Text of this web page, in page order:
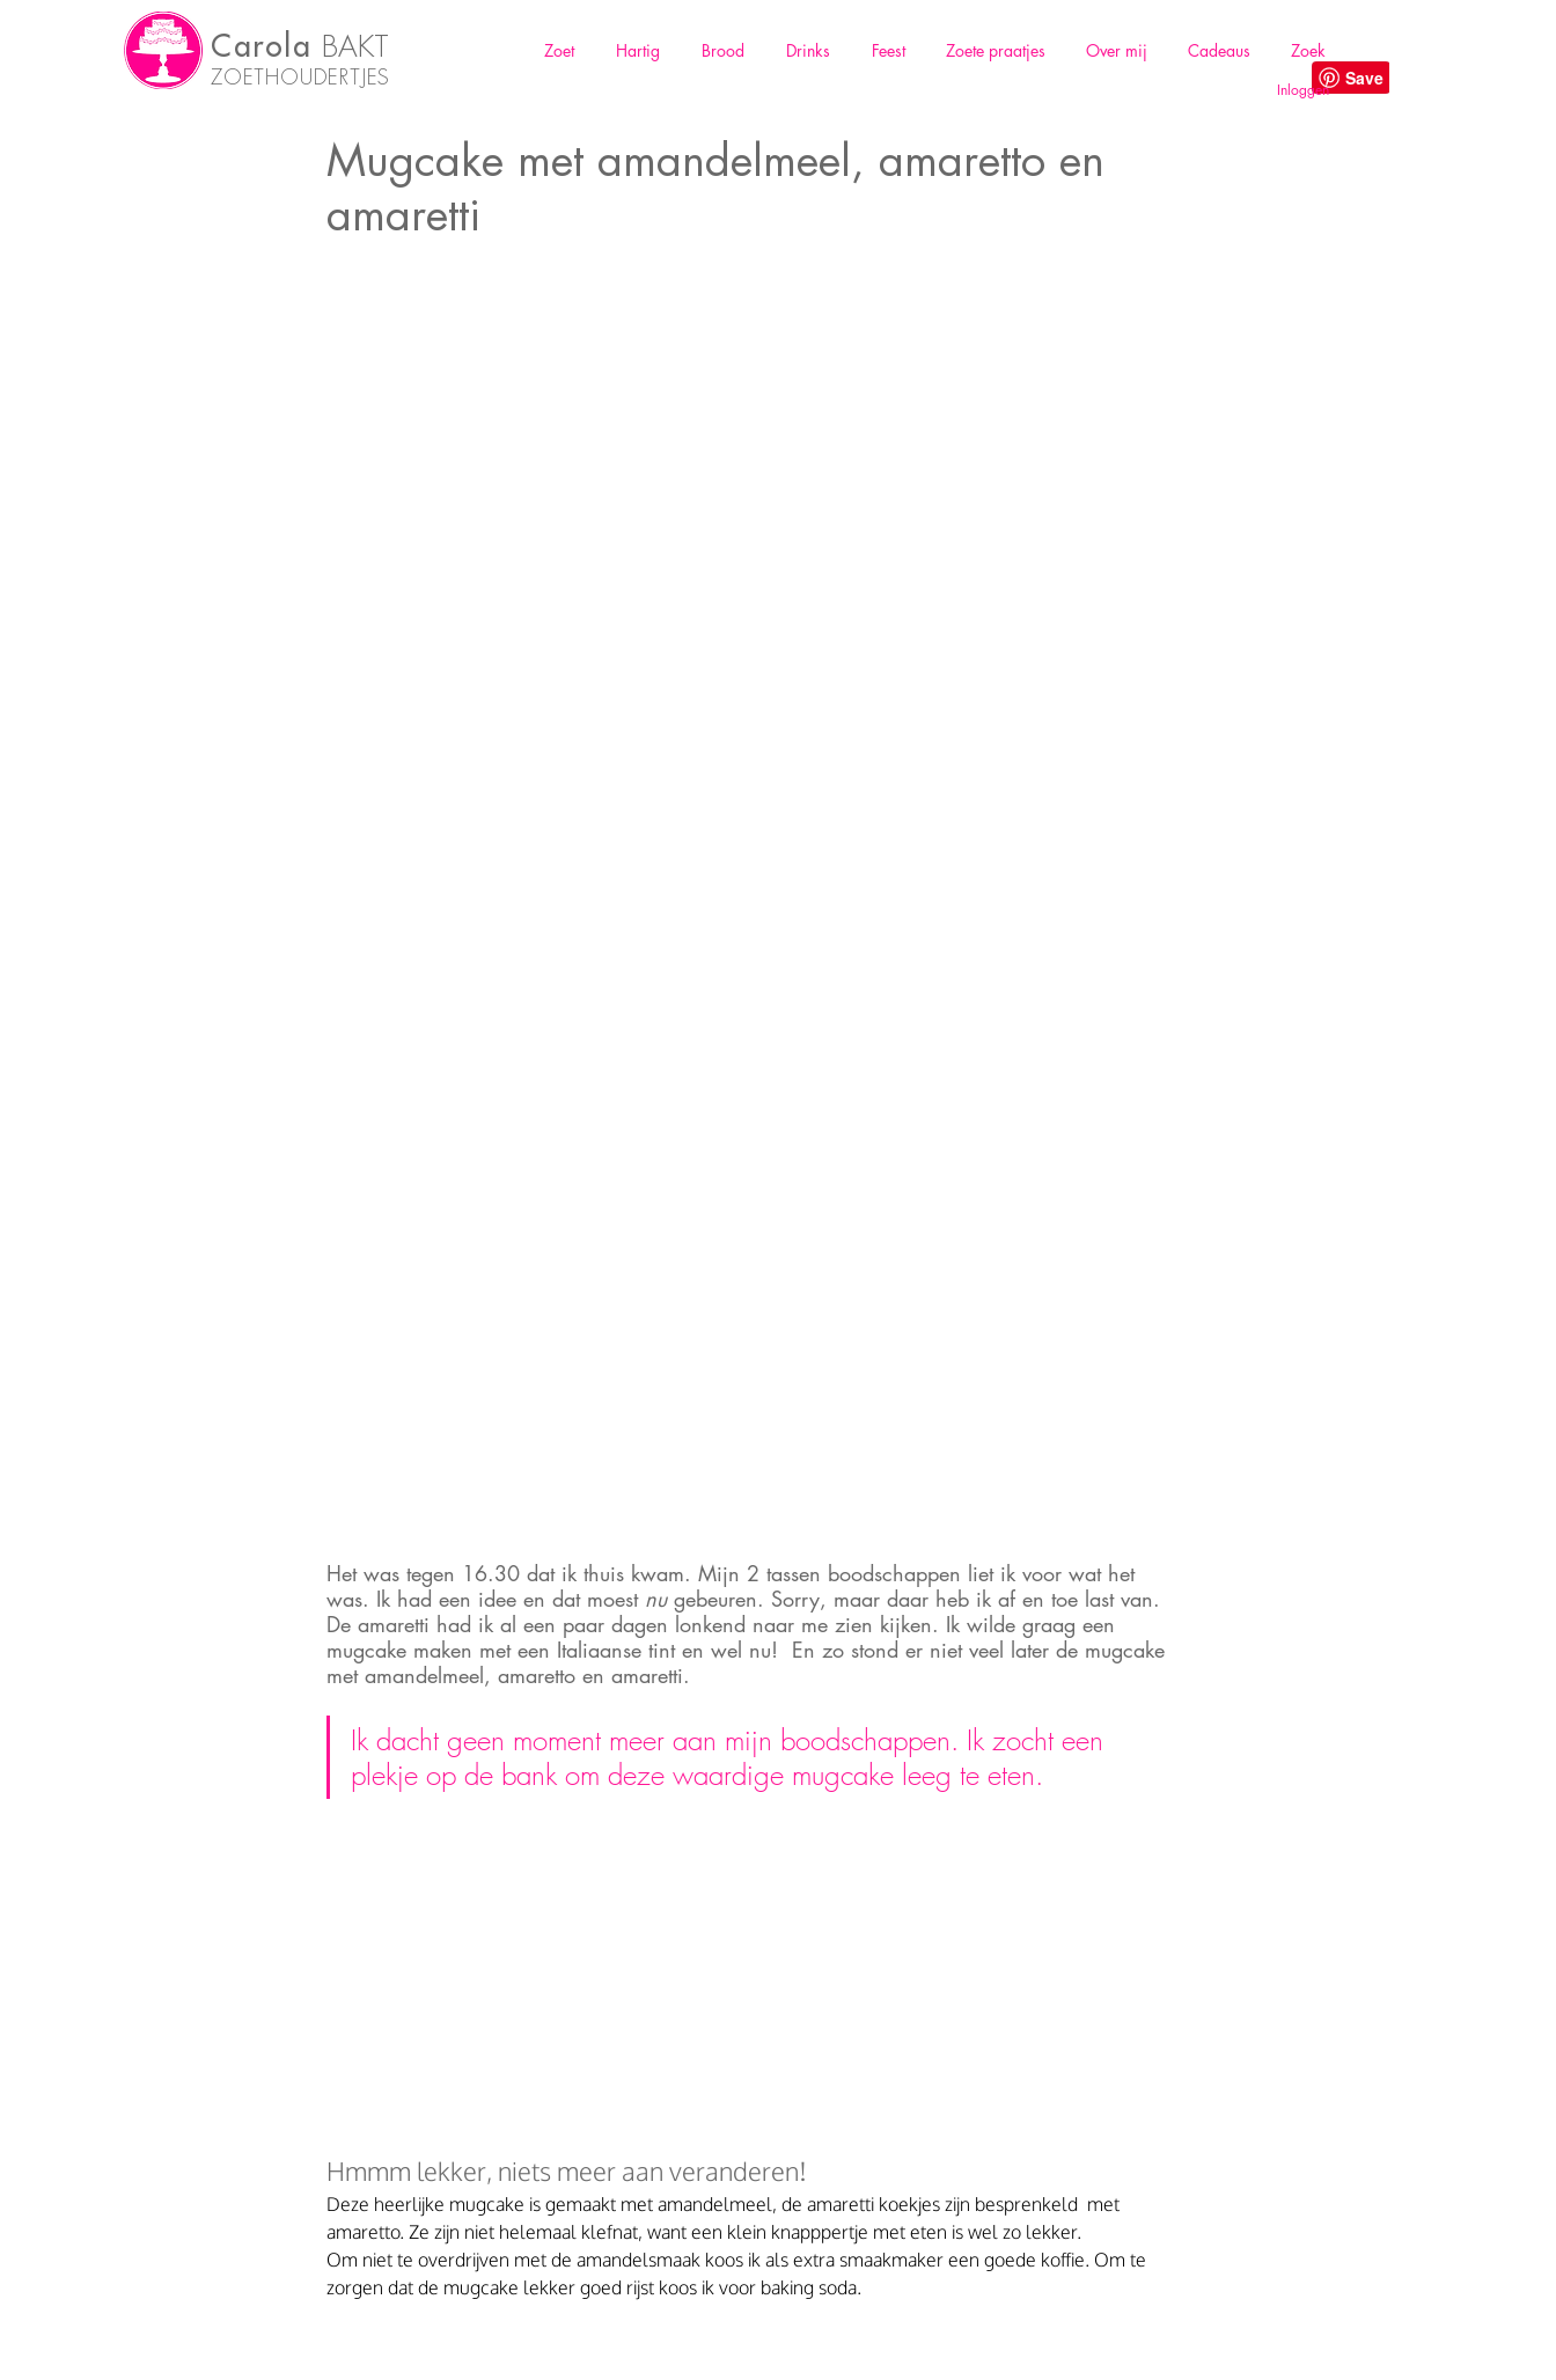
Carola BAKT
ZOETHOUDERTJES
Zoet Hartig Brood Drinks Feest Zoete praatjes Over mij Cadeaus Zoek
Inloggen
Mugcake met amandelmeel, amaretto en
amaretti
Het was tegen 16.30 dat ik thuis kwam. Mijn 2 tassen boodschappen liet ik voor wat het
was. Ik had een idee en dat moest nu gebeuren. Sorry, maar daar heb ik af en toe last van.
De amaretti had ik al een paar dagen lonkend naar me zien kijken. Ik wilde graag een
mugcake maken met een Italiaanse tint en wel nu!  En zo stond er niet veel later de mugcake
met amandelmeel, amaretto en amaretti.
Ik dacht geen moment meer aan mijn boodschappen. Ik zocht een
plekje op de bank om deze waardige mugcake leeg te eten.
Hmmm lekker, niets meer aan veranderen!
Deze heerlijke mugcake is gemaakt met amandelmeel, de amaretti koekjes zijn besprenkeld  met
amaretto. Ze zijn niet helemaal klefnat, want een klein knapppertje met eten is wel zo lekker.
Om niet te overdrijven met de amandelsmaak koos ik als extra smaakmaker een goede koffie. Om te
zorgen dat de mugcake lekker goed rijst koos ik voor baking soda.